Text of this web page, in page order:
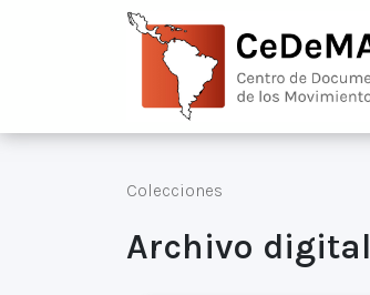
Colecciones
Archivo digital